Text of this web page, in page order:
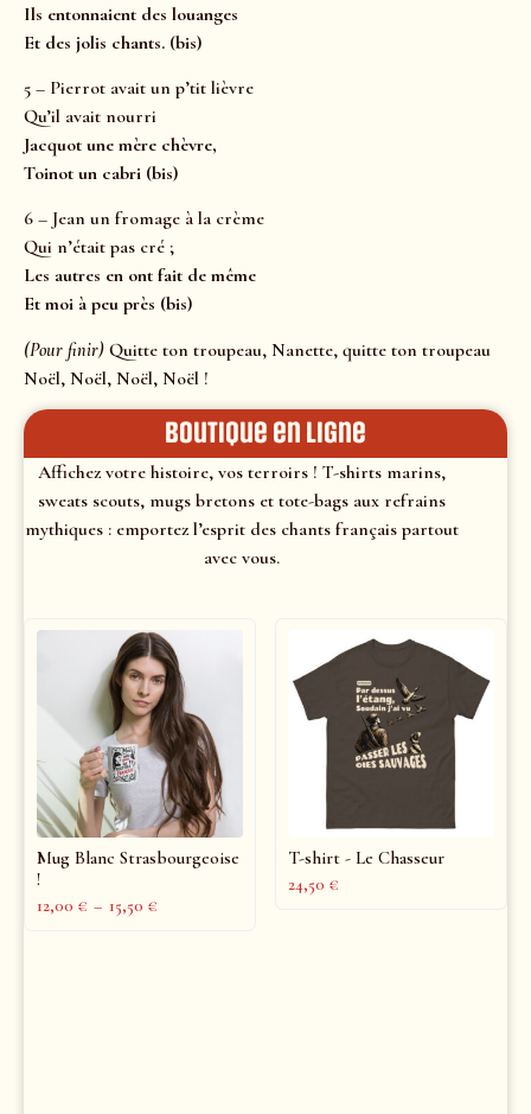
Ils entonnaient des louanges
Et des jolis chants. (bis)
5 – Pierrot avait un p’tit lièvre
Qu’il avait nourri
Jacquot une mère chèvre,
Toinot un cabri (bis)
6 – Jean un fromage à la crème
Qui n’était pas cré ;
Les autres en ont fait de même
Et moi à peu près (bis)
(Pour finir) Quitte ton troupeau, Nanette, quitte ton troupeau
Noël, Noël, Noël, Noël !
Boutique en ligne
Affichez votre histoire, vos terroirs ! T-shirts marins,
sweats scouts, mugs bretons et tote-bags aux refrains
mythiques : emportez l’esprit des chants français partout
avec vous.
Mug Blanc Strasbourgeoise
!
12,00 € – 15,50 €
T-shirt - Le Chasseur
24,50 €